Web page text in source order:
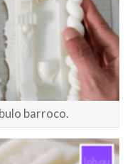
barroco.